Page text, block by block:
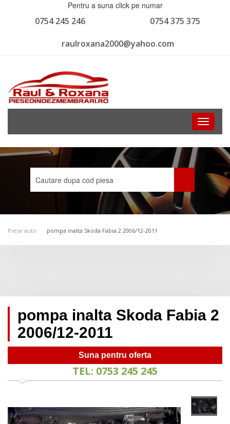
Pentru a suna click pe numar
0754 375 375
0754 245 246
raulroxana2000@yahoo.com
Toggle
Piese auto pompa inalta Skoda Fabia 2 2006/12-2011
pompa inalta Skoda Fabia 2
2006/12-2011
Suna pentru oferta
TEL: 0753 245 245